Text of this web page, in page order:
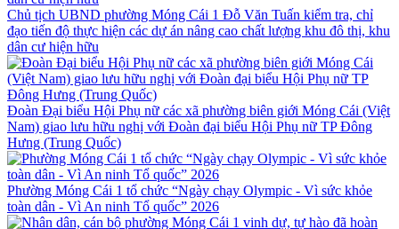
Chủ tịch UBND phường Móng Cái 1 Đỗ Văn Tuấn kiểm tra, chỉ
đạo tiến độ thực hiện các dự án nâng cao chất lượng khu đô thị, khu
dân cư hiện hữu
Đoàn Đại biểu Hội Phụ nữ các xã phường biên giới Móng Cái (Việt
Nam) giao lưu hữu nghị với Đoàn đại biểu Hội Phụ nữ TP Đông
Hưng (Trung Quốc)
Phường Móng Cái 1 tổ chức “Ngày chạy Olympic - Vì sức khỏe
toàn dân - Vì An ninh Tổ quốc” 2026